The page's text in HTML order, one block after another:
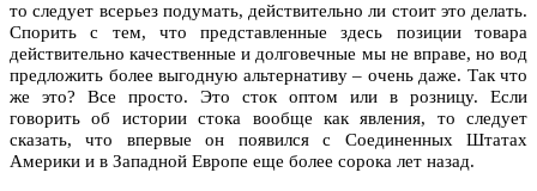
то следует всерьез подумать, действительно ли стоит это делать.
Спорить с тем, что представленные здесь позиции товара
действительно качественные и долговечные мы не вправе, но вод
предложить более выгодную альтернативу – очень даже. Так что
же это? Все просто. Это сток оптом или в розницу. Если
говорить об истории стока вообще как явления, то следует
сказать, что впервые он появился с Соединенных Штатах
Америки и в Западной Европе еще более сорока лет назад.